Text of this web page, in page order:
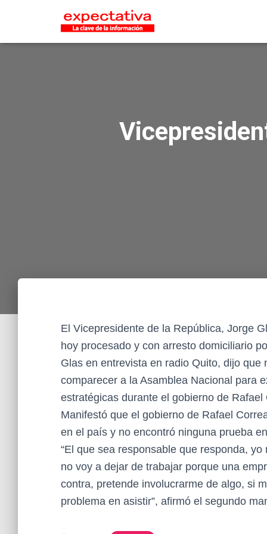
El Vicepresidente de la República, Jorge
hoy procesado y con arresto domiciliario
Glas en entrevista en radio Quito, dijo
comparecer a la Asamblea Nacional para
estratégicas durante el gobierno de Rafael
Manifestó que el gobierno de Rafael
en el país y no encontró ninguna prueba
“El que sea responsable que responda,
no voy a dejar de trabajar porque una
contra, pretende involucrarme de algo, si
problema en asistir”, afirmó el segundo